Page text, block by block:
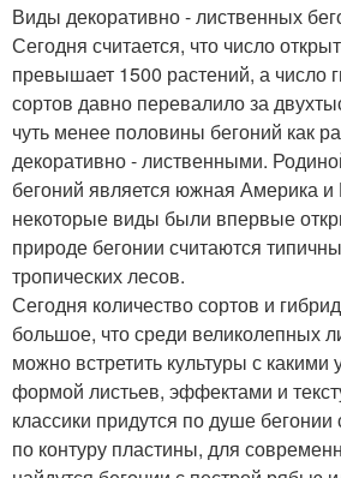
Виды декоративно - лиственных
Сегодня считается, что число
превышает 1500 растений, а число
сортов давно перевалило за
чуть менее половины бегоний как
декоративно - лиственными.
бегоний является южная Америка и
некоторые виды были впервые
природе бегонии считаются
тропических лесов.
Сегодня количество сортов и
большое, что среди великолепных
можно встретить культуры с какими
формой листьев, эффектами и
классики придутся по душе
по контуру пластины, для